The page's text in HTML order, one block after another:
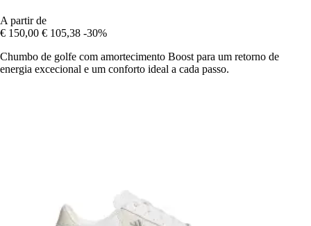
A partir de
€ 150,00 € 105,38 -30%
Chumbo de golfe com amortecimento Boost para um retorno de
energia excecional e um conforto ideal a cada passo.